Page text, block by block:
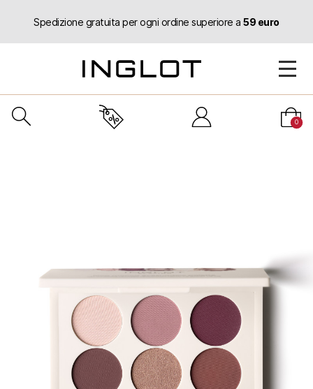
Spedizione gratuita per ogni ordine superiore a59 euro
0